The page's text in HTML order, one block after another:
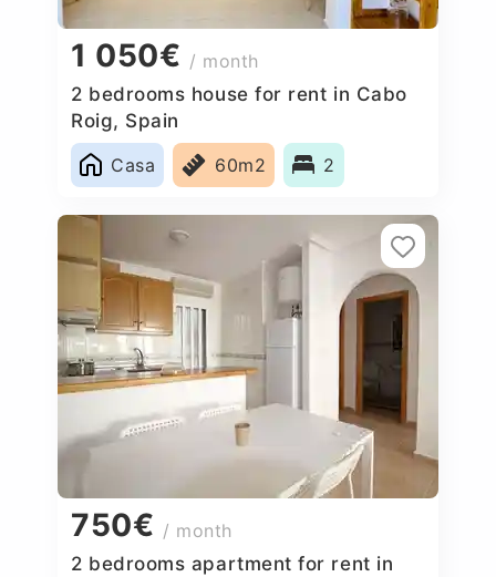
1 050€ / month
2 bedrooms house for rent in Cabo
Roig, Spain
Casa
60m2 2
750€ / month
2 bedrooms apartment for rent in